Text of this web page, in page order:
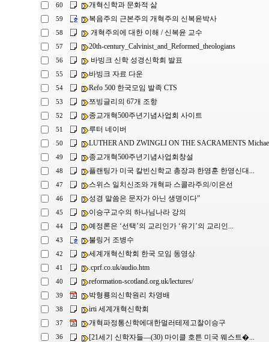
60 개혁신학과 문화적 삶
59 복음주의 근본주의 개혁주의 신복윤박사
58 개혁주의에 대한 이해 / 신복윤 교수
57 20th-century_Calvinist_and_Reformed_theologians
56 바빙크 신학 성경신학회 발표
55 바빙크 자료 다운
54 Refo 500 한국모임 발족 CTS
53 쯔빙글리의 67개 조항
52 종교개혁500주년기념사업회 사이트
51 루터 네이버
50 LUTHER AND ZWINGLI ON THE SACRAMENTS
49 종교개혁500주년기념사업회창설
48 플랜팅가 미국 칼빈신학교 총장과 한영훈 한영신대...
47 스위스 일치신조와 개혁파 스콜라주의/이은선
46 성경 말씀은 문자가 아닌 생명이다”
45 이승구교수의 하나님나라 강의
44 예정론은 ‘선택’의 교리인가 ‘유기’의 교리인...
43 불링거 조병수
42 세계개혁신학회 한국 모임 동영상
41 .cprf.co.uk/audio.htm
40 reformation-scotland.org.uk/lectures/
39 박형룡의신학원리 차영배
38 irti 세계개혁신학회
37 개혁파정통신학에대한멀러테제고찰이승구
36 [21세기 신학자들―(30) 마이클 호튼 미국 웨스트�...